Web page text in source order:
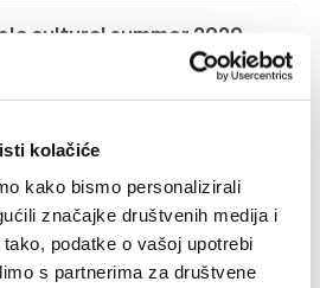
kolačiće
kako bismo personalizirali
značajke društvenih medija i
podatke o vašoj upotrebi
s partnerima za društvene
cultural summer 2020